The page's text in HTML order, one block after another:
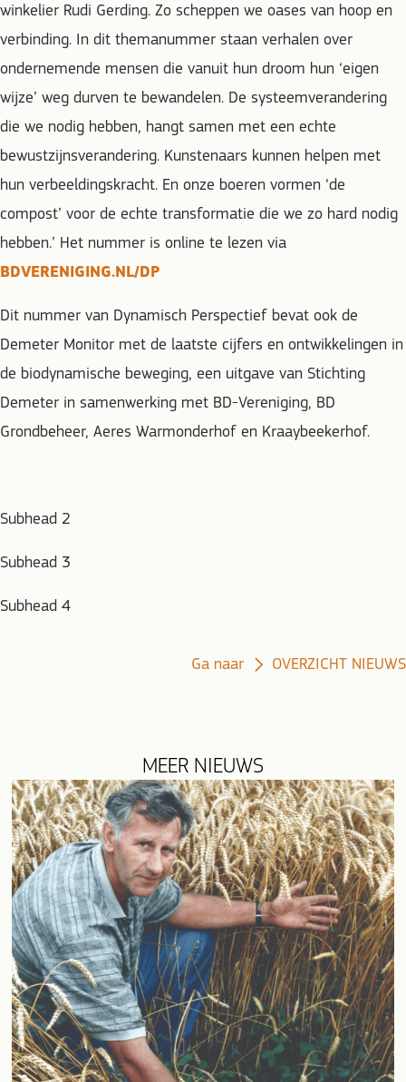
winkelier Rudi Gerding. Zo scheppen we oases van hoop en
verbinding. In dit themanummer staan verhalen over
ondernemende mensen die vanuit hun droom hun ‘eigen
wijze’ weg durven te bewandelen. De systeemverandering
die we nodig hebben, hangt samen met een echte
bewustzijnsverandering. Kunstenaars kunnen helpen met
hun verbeeldingskracht. En onze boeren vormen ‘de
compost’ voor de echte transformatie die we zo hard nodig
hebben.’ Het nummer is online te lezen via
BDVERENIGING.NL/DP
Dit nummer van Dynamisch Perspectief bevat ook de
Demeter Monitor met de laatste cijfers en ontwikkelingen in
de biodynamische beweging, een uitgave van Stichting
Demeter in samenwerking met BD-Vereniging, BD
Grondbeheer, Aeres Warmonderhof en Kraaybeekerhof.
Subhead 2
Subhead 3
Subhead 4
Ga naar OVERZICHT NIEUWS
MEER NIEUWS